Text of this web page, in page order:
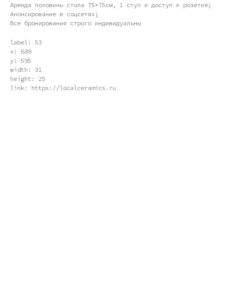
Аренда половины стола 75×75см, 1 стул и доступ к розетке;
Анонсирование в соцсетях;
Все бронирования строго индивидуальны
label: 53
x: 689
y: 595
width: 31
height: 25
link: https://localceramics.ru